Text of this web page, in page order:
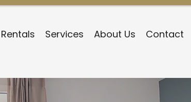
Rentals Services About Us Contact